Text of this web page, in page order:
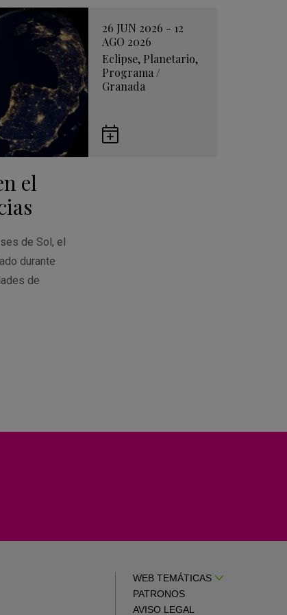
26 JUN 2026 - 12
AGO 2026
Eclipse, Planetario,
Programa /
Granada
el
de Sol, el
durante
de
WEB TEMÁTICAS
PATRONOS
AVISO LEGAL